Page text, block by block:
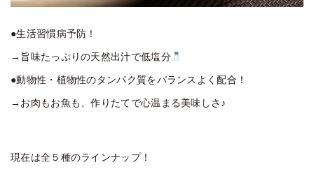
●生活習慣病予防！
→旨味たっぷりの天然出汁で低塩分
●動物性・植物性のタンパク質をバランスよく配合！
→お肉もお魚も、作りたてで心温まる美味しさ♪
現在は全５種のラインナップ！